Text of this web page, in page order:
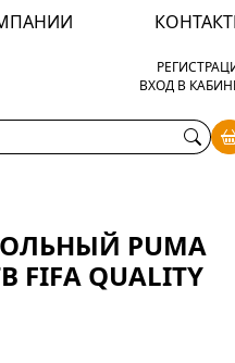
ВХОД В
PUMA
FIFA QUALITY